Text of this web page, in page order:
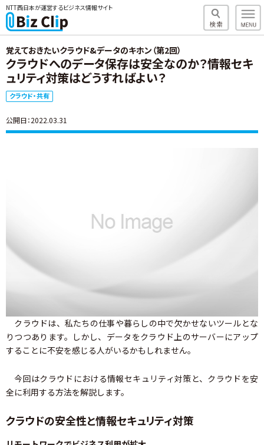
NTT西日本が運営するビジネス情報サイト
覚えておきたいクラウド&データのキホン（第2回）
クラウドへのデータ保存は安全なのか？情報セキ
ュリティ対策はどうすればよい？
クラウド・共有
公開日：2022.03.31
クラウドは、私たちの仕事や暮らしの中で欠かせないツールとな
りつつあります。しかし、データをクラウド上のサーバーにアップ
することに不安を感じる人がいるかもしれません。
今回はクラウドにおける情報セキュリティ対策と、クラウドを安
全に利用する方法を解説します。
クラウドの安全性と情報セキュリティ対策